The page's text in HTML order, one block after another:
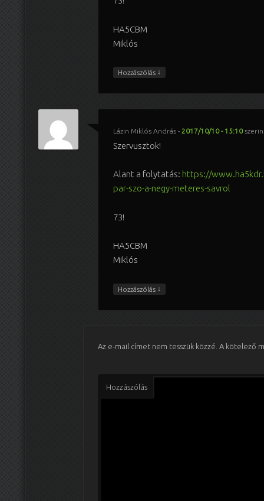
HA5CBM
Miklós
Hozzászólás ↓
Lázin Miklós András- 2017/10/10 - 15:10
Szervusztok!
Alant a folytatás: https://
par-szo-a-negy-meteres-savrol
73!
HA5CBM
Miklós
Hozzászólás ↓
Az e-mail címet nem tesszük közzé. A kötelező
Hozzászólás